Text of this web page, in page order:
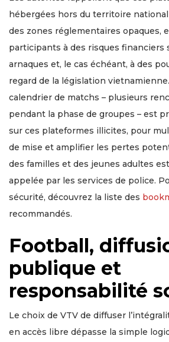
hébergées hors du territoire
des zones réglementaires opaques,
participants à des risques financiers
arnaques et, le cas échéant, à des
regard de la législation
calendrier de matchs – plusieurs
pendant la phase de groupes – est
sur ces plateformes illicites, pour
de mise et amplifier les pertes
des familles et des jeunes adultes
appelée par les services de police.
sécurité, découvrez la liste des
recommandés.
Football,
publique et
responsabilité
Le choix de VTV de diffuser
en accès libre dépasse la simple